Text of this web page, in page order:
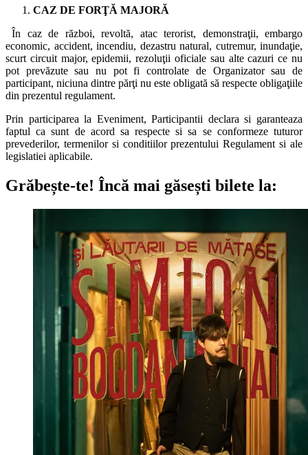
CAZ DE FORŢĂ MAJORĂ
În caz de război, revoltă, atac terorist, demonstraţii, embargo
economic, accident, incendiu, dezastru natural, cutremur, inundaţie,
scurt circuit major, epidemii, rezoluţii oficiale sau alte cazuri ce nu
pot prevăzute sau nu pot fi controlate de Organizator sau de
participant, niciuna dintre părţi nu este obligată să respecte obligaţiile
din prezentul regulament.
Prin participarea la Eveniment, Participantii declara si garanteaza
faptul ca sunt de acord sa respecte si sa se conformeze tuturor
prevederilor, termenilor si conditiilor prezentului Regulament si ale
legislatiei aplicabile.
Grăbește-te! Încă mai găsești bilete la: